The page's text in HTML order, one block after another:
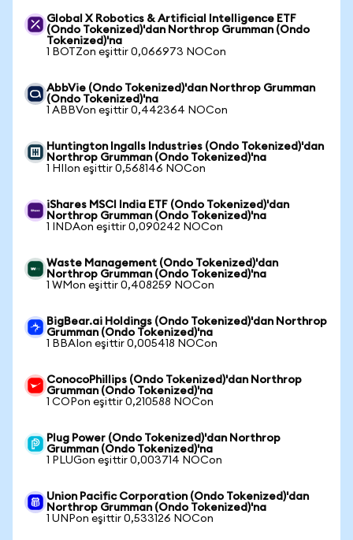
Global X Robotics & Artificial Intelligence ETF
(Ondo Tokenized)'dan Northrop Grumman (Ondo
Tokenized)'na
1 BOTZon eşittir 0,066973 NOCon
AbbVie (Ondo Tokenized)'dan Northrop Grumman
(Ondo Tokenized)'na
1 ABBVon eşittir 0,442364 NOCon
Huntington Ingalls Industries (Ondo Tokenized)'dan
Northrop Grumman (Ondo Tokenized)'na
1 HIIon eşittir 0,568146 NOCon
iShares MSCI India ETF (Ondo Tokenized)'dan
Northrop Grumman (Ondo Tokenized)'na
1 INDAon eşittir 0,090242 NOCon
Waste Management (Ondo Tokenized)'dan
Northrop Grumman (Ondo Tokenized)'na
1 WMon eşittir 0,408259 NOCon
BigBear.ai Holdings (Ondo Tokenized)'dan Northrop
Grumman (Ondo Tokenized)'na
1 BBAIon eşittir 0,005418 NOCon
ConocoPhillips (Ondo Tokenized)'dan Northrop
Grumman (Ondo Tokenized)'na
1 COPon eşittir 0,210588 NOCon
Plug Power (Ondo Tokenized)'dan Northrop
Grumman (Ondo Tokenized)'na
1 PLUGon eşittir 0,003714 NOCon
Union Pacific Corporation (Ondo Tokenized)'dan
Northrop Grumman (Ondo Tokenized)'na
1 UNPon eşittir 0,533126 NOCon